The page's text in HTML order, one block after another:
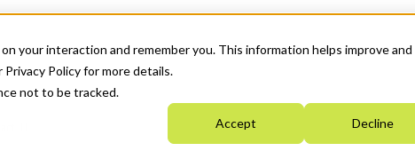
your interaction and remember you. This information helps improve and
Policy for more details.
not to be tracked.
Accept Decline